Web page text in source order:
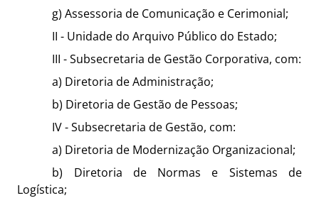
g) Assessoria de Comunicação e Cerimonial;
II - Unidade do Arquivo Público do Estado;
III - Subsecretaria de Gestão Corporativa, com:
a) Diretoria de Administração;
b) Diretoria de Gestão de Pessoas;
IV - Subsecretaria de Gestão, com:
a) Diretoria de Modernização Organizacional;
b) Diretoria de Normas e Sistemas de
Logística;